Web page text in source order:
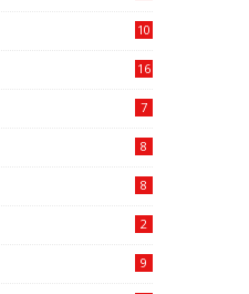
10
16
7
8
8
2
9